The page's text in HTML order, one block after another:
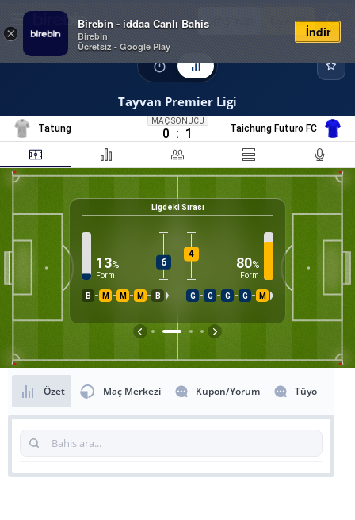
×
Birebin - iddaa Canlı Bahis
Birebin
Ücretsiz - Google Play
İndir
Giriş Yap Üye Ol
Tayvan Premier Ligi
Tatung
MAÇ SONUCU
0 : 1 Taichung Futuro FC
Ligdeki Sırası
13%
Form
6
4
80%
Form
B M M M B G G G G M
Özet Maç Merkezi Kupon/Yorum Tüyo